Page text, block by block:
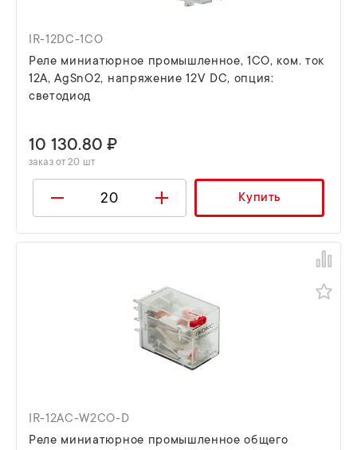
IR-12DC-1CO
Реле миниатюрное промышленное, 1CO, ком. ток
12А, AgSnO2, напряжение 12V DC, опция:
светодиод
10 130.80 ₽
заказ от 20 шт
Купить
IR-12AC-W2CO-D
Реле миниатюрное промышленное общего